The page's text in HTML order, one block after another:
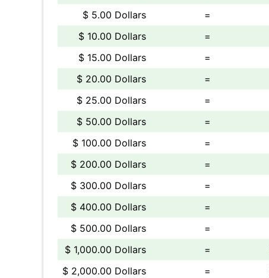
$ 5.00 Dollars
=
$ 10.00 Dollars
=
$ 15.00 Dollars
=
$ 20.00 Dollars
=
$ 25.00 Dollars
=
$ 50.00 Dollars
=
$ 100.00 Dollars
=
$ 200.00 Dollars
=
$ 300.00 Dollars
=
$ 400.00 Dollars
=
$ 500.00 Dollars
=
$ 1,000.00 Dollars
=
$ 2,000.00 Dollars
=